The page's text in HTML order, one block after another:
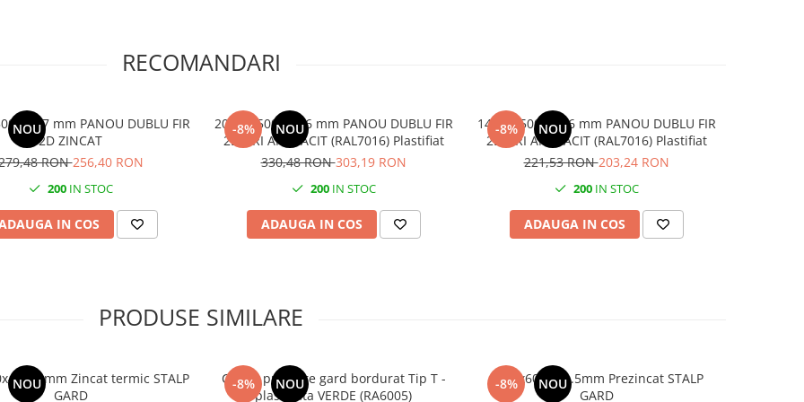
plastifiate de diferite culori.
publice, centrelor
Utilizarea panourilor
îndelungată, oferind
a ROCA Industry din 2022.
it-yourself, bricolaj),
extern.
RECOMANDARI
NOU
7/5/7 mm PANOU DUBLU FIR
2D ZINCAT
RON256,40 RON
200IN STOC
IN COS
-8% NOU
2000x2500 6/5/6 mm PANOU DUBLU FIR
2D GRI ANTRACIT (RAL7016) Plastifiat
330,48 RON303,19 RON
200IN STOC
ADAUGA IN COS
-8% NOU
1400x2500 6/5/6 mm PANOU DUBLU FIR
2D GRI ANTRACIT (RAL7016) Plastifiat
221,53 RON203,24 RON
200IN STOC
ADAUGA IN COS
PRODUSE SIMILARE
NOU1.5mm Zincat termic STALP
GARD
-8% NOU
Clema prindere gard bordurat Tip T -
plastifiata VERDE (RA6005)
-8% NOU
1500x60x40 1.5mm Prezincat STALP
GARD